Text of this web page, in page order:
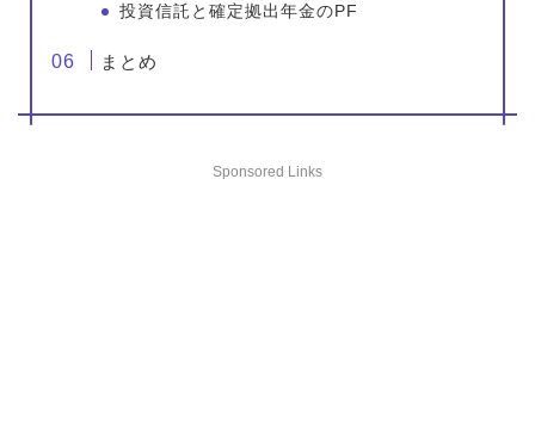
投資信託と確定拠出年金のPF
まとめ
Sponsored Links